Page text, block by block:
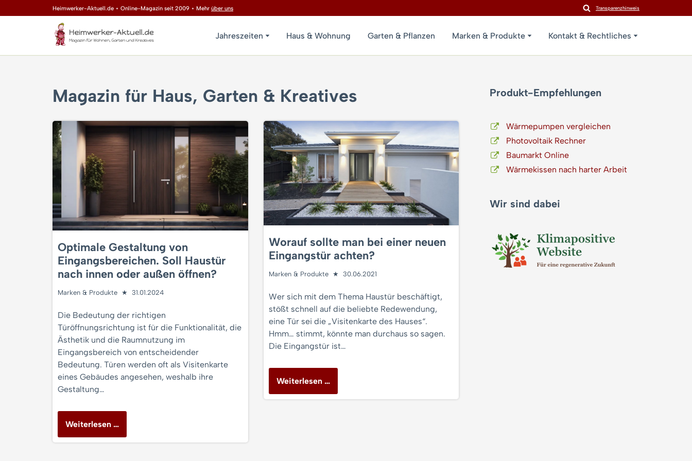
springen
Heimwerker-Aktuell.de ⋆ Online-Magazin seit 2009 ⋆ Mehr über uns Transparenzhinweis
Jahreszeiten Haus & Wohnung Garten & Pflanzen Marken & Produkte Kontakt & Rechtliches
Magazin für Haus, Garten & Kreatives
Optimale Gestaltung von
Eingangsbereichen. Soll Haustür
nach innen oder außen öffnen?
Marken & Produkte 31.01.2024
Die Bedeutung der richtigen
Türöffnungsrichtung ist für die Funktionalität, die
Ästhetik und die Raumnutzung im
Eingangsbereich von entscheidender
Bedeutung. Türen werden oft als Visitenkarte
eines Gebäudes angesehen, weshalb ihre
Gestaltung…
Weiterlesen …
Worauf sollte man bei einer neuen
Eingangstür achten?
Marken & Produkte 30.06.2021
Wer sich mit dem Thema Haustür beschäftigt,
stößt schnell auf die beliebte Redewendung,
eine Tür sei die „Visitenkarte des Hauses“.
Hmm… stimmt, könnte man durchaus so sagen.
Die Eingangstür ist…
Weiterlesen …
Produkt-Empfehlungen
Wärmepumpen vergleichen
Photovoltaik Rechner
Baumarkt Online
Wärmekissen nach harter Arbeit
Wir sind dabei